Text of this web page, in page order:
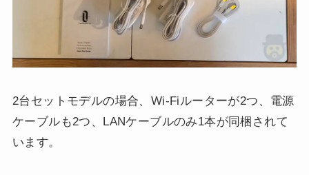
2台セットモデルの場合、Wi-Fiルーターが2つ、電源
ケーブルも2つ、LANケーブルのみ1本が同梱されて
います。